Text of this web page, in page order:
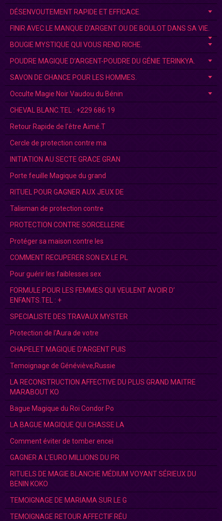
DÉSENVOUTEMENT RAPIDE ET EFFICACE.
FINIR AVEC LE MANQUE D'ARGENT OU DE BOULOT DANS SA VIE.
BOUGIE MYSTIQUE QUI VOUS REND RICHE.
POUDRE MAGIQUE D’ARGENT-POUDRE DU GÉNIE TERINKYA.
SAVON DE CHANCE POUR LES HOMMES.
Occulte Magie Noir Vaudou du Bénin
CHEVAL BLANC.TEL : +229 686 19
Retour Rapide de l'être Aimé.T
Cercle de protection contre ma
INITIATION AU SECTE GRACE GRAN
Porte feuille Magique du grand
RITUEL POUR GAGNER AUX JEUX DE
Talisman de protection contre
PROTECTION CONTRE SORCELLERIE
Protéger sa maison contre les
COMMENT RECUPERER SON EX LE PL
Pour guérir les faiblesses sex
FORMULE POUR LES FEMMES QUI VEULENT AVOIR D’
ENFANTS.TEL : +
SPECIALISTE DES TRAVAUX MYSTER
Protection de l'Aura de votre
CHAPELET MAGIQUE D’ARGENT PUIS
Temoignage de Généviève,Russie
LA RECONSTRUCTION AFFECTIVE DU PLUS GRAND MAITRE
MARABOUT KO
Bague Magique du Roi Condor Po
LA BAGUE MAGIQUE QUI CHASSE LA
Comment éviter de tomber encei
GAGNER A L’EURO MILLIONS DU PR
RITUELS DE MAGIE BLANCHE MÉDIUM VOYANT SÉRIEUX DU
BENIN KOKO
TEMOIGNAGE DE MARIAMA SUR LE G
TEMOIGNAGE RETOUR AFFECTIF RÉU